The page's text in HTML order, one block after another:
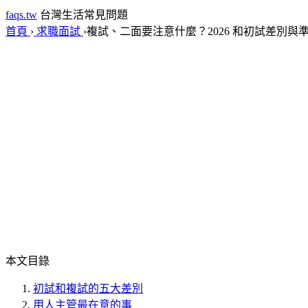
faqs.tw 台灣生活常見問題
首頁 › 求職面試 ›複試、二面要注意什麼？2026 和初試差別與
本文目錄
初試和複試的五大差別
用人主管最在意的事